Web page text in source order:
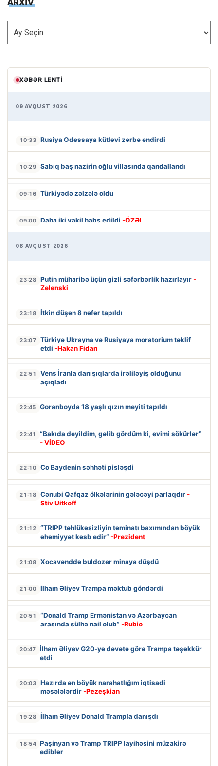
ARXİV
ARXİV
XƏBƏR LENTI
09 AVQUST 2026
10:33 Rusiya Odessaya kütləvi zərbə endirdi
10:29 Sabiq baş nazirin oğlu villasında qandallandı
09:16 Türkiyədə zəlzələ oldu
09:00 Daha iki vəkil həbs edildi -ÖZƏL
08 AVQUST 2026
23:28 Putin müharibə üçün gizli səfərbərlik hazırlayır -
Zelenski
23:18 İtkin düşən 8 nəfər tapıldı
23:07
Türkiyə Ukrayna və Rusiyaya moratorium təklif
etdi -Hakan Fidan
22:51
Vens İranla danışıqlarda irəliləyiş olduğunu
açıqladı
22:45 Goranboyda 18 yaşlı qızın meyiti tapıldı
22:41
“Bakıda deyildim, gəlib gördüm ki, evimi sökürlər”
- VİDEO
22:10 Co Baydenin səhhəti pisləşdi
21:18 Cənubi Qafqaz ölkələrinin gələcəyi parlaqdır -
Stiv Uitkoff
21:12
“TRIPP təhlükəsizliyin təminatı baxımından böyük
əhəmiyyət kəsb edir” -Prezident
21:08 Xocavənddə buldozer minaya düşdü
21:00 İlham Əliyev Trampa məktub göndərdi
20:51
“Donald Tramp Ermənistan və Azərbaycan
arasında sülhə nail olub” -Rubio
20:47
İlham Əliyev G20-yə dəvətə görə Trampa təşəkkür
etdi
20:03
Hazırda ən böyük narahatlığım iqtisadi
məsələlərdir -Pezeşkian
19:28 İlham Əliyev Donald Trampla danışdı
18:54 Paşinyan və Tramp TRIPP layihəsini müzakirə
ediblər